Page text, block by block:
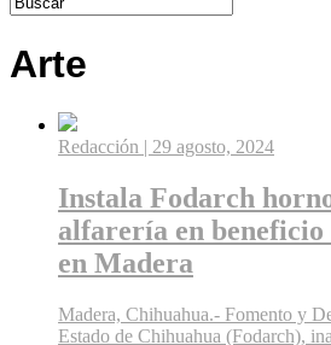
Arte
Redacción | 29 agosto, 2024
Instala Fodarch
alfarería en beneficio
en Madera
Madera, Chihuahua.- Fomento y
Estado de Chihuahua (Fodarch),